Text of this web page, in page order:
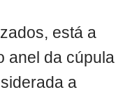
está a
anel da cúpula
a